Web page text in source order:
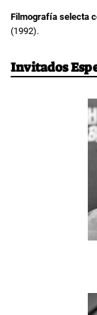
Filmografía selecta
(1992).
Invitados